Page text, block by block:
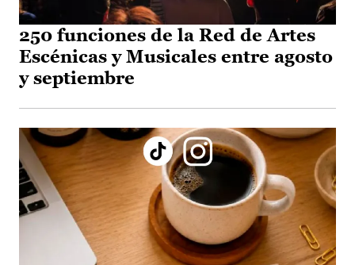
250 funciones de la Red de Artes
Escénicas y Musicales entre agosto
y septiembre